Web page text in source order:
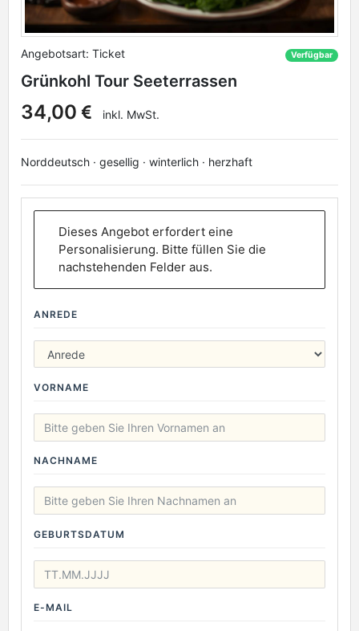
Angebotsart: Ticket Verfügbar
Grünkohl Tour Seeterrassen
34,00 inkl. MwSt.
Norddeutsch · gesellig · winterlich · herzhaft
Dieses Angebot erfordert eine
Personalisierung. Bitte füllen Sie die
nachstehenden Felder aus.
ANREDE
VORNAME
NACHNAME
GEBURTSDATUM
E-MAIL